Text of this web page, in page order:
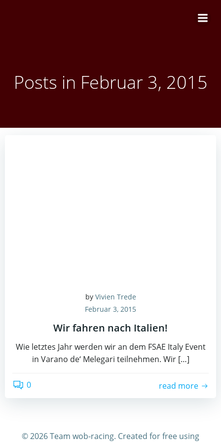
Posts in Februar 3, 2015
by Vivien Trede
Februar 3, 2015
Wir fahren nach Italien!
Wie letztes Jahr werden wir an dem FSAE Italy Event
in Varano de‘ Melegari teilnehmen. Wir […]
0 read more
© 2026 Team wob-racing. Created for free using